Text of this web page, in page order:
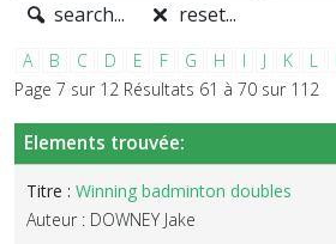
search... reset...
A B C D E F G H I J K L
Page 7 sur 12 Résultats 61 à 70 sur 112
Elements trouvée:
Titre : Winning badminton doubles
Auteur : DOWNEY Jake